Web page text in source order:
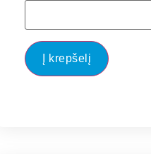
Į krepšelį